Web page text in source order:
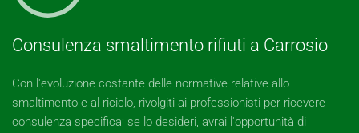
Consulenza smaltimento rifiuti a Carrosio
Con l'evoluzione costante delle normative relative allo
smaltimento e al riciclo, rivolgiti ai professionisti per ricevere
consulenza specifica; se lo desideri, avrai l'opportunità di